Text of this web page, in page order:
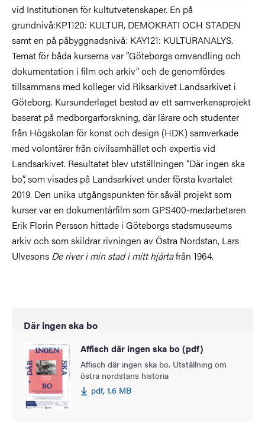
vid Institutionen för kultutvetenskaper. En på
grundnivå:KP1120: KULTUR, DEMOKRATI OCH STADEN
samt en på påbyggnadsnivå: KAY121: KULTURANALYS.
Temat för båda kurserna var ”Göteborgs omvandling och
dokumentation i film och arkiv” och de genomfördes
tillsammans med kolleger vid Riksarkivet Landsarkivet i
Göteborg. Kursunderlaget bestod av ett samverkansprojekt
baserat på medborgarforskning, där lärare och studenter
från Högskolan för konst och design (HDK) samverkade
med volontärer från civilsamhället och expertis vid
Landsarkivet. Resultatet blev utställningen ”Där ingen ska
bo”, som visades på Landsarkivet under första kvartalet
2019. Den unika utgångspunkten för såväl projekt som
kurser var en dokumentärfilm som GPS400-medarbetaren
Erik Florin Persson hittade i Göteborgs stadsmuseums
arkiv och som skildrar rivningen av Östra Nordstan, Lars
Ulvesons De river i min stad i mitt hjärtafrån 1964.
Där ingen ska bo
Affisch där ingen ska bo (pdf)
Affisch där ingen ska bo. Utställning om
östra nordstans historia
pdf, 1.6 MB